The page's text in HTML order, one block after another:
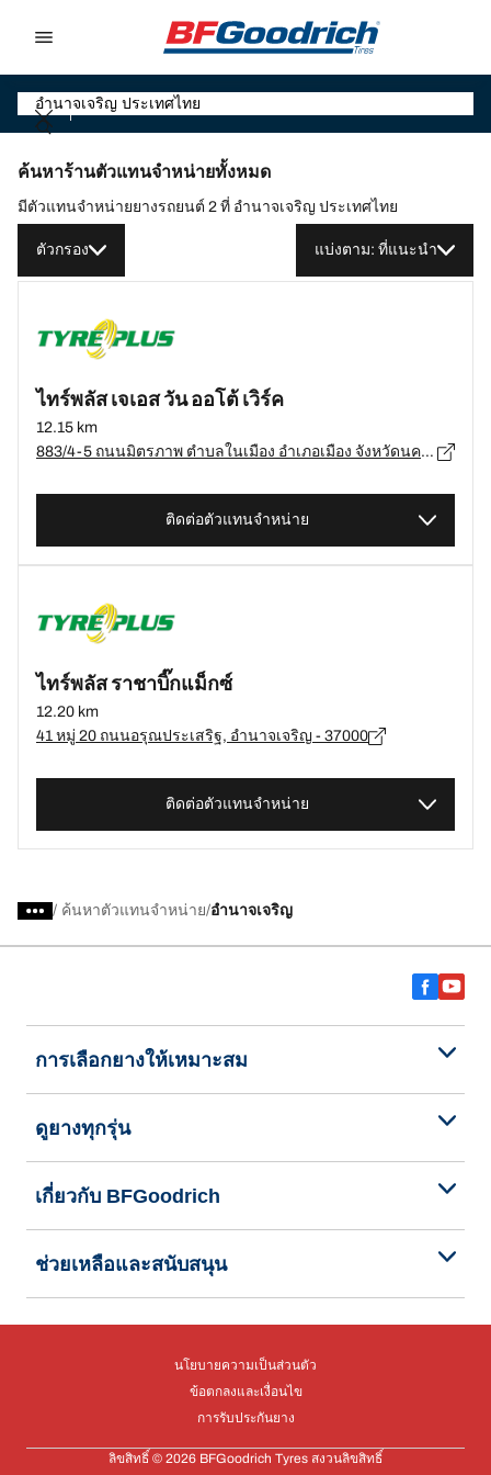
ค้นหาร้านตัวแทนจำหน่ายทั้งหมด
มีตัวแทนจำหน่ายยางรถยนต์ 2 ที่ อำนาจเจริญ ประเทศไทย
ตัวกรอง แบ่งตาม: ที่แนะนำ
ไทร์พลัส เจเอส วัน ออโต้ เวิร์ค
12.15 km
883/4-5 ถนนมิตรภาพ ตำบลในเมือง อำเภอเมือง จังหวัดนครราชสีมา 30000, นครราชสีมา - 30000
ติดต่อตัวแทนจำหน่าย
ไทร์พลัส ราชาบิ๊กแม็กซ์
12.20 km
41 หมู่ 20 ถนนอรุณประเสริฐ, อำนาจเจริญ - 37000
ติดต่อตัวแทนจำหน่าย
/ ค้นหาตัวแทนจำหน่าย อำนาจเจริญ
การเลือกยางให้เหมาะสม
ดูยางทุกรุ่น
เกี่ยวกับ BFGoodrich
ช่วยเหลือและสนับสนุน
นโยบายความเป็นส่วนตัว
ข้อตกลงและเงื่อนไข
การรับประกันยาง
ลิขสิทธิ์ © 2026 BFGoodrich Tyres สงวนลิขสิทธิ์